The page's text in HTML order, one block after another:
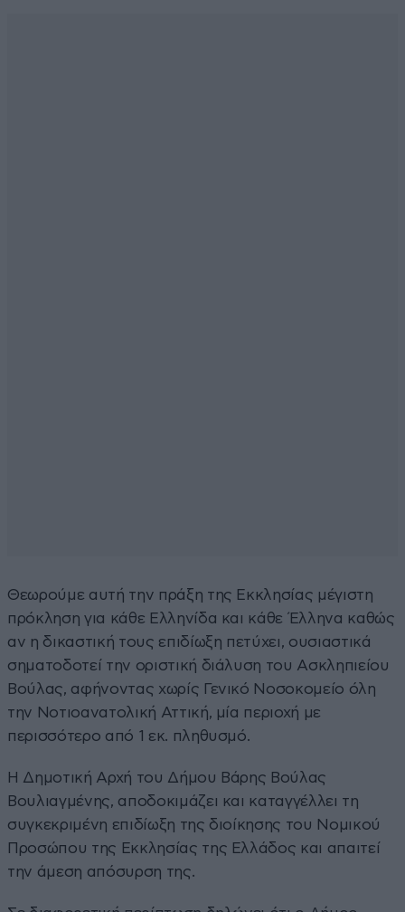
Θεωρούμε αυτή την πράξη της Εκκλησίας μέγιστη
πρόκληση για κάθε Ελληνίδα και κάθε Έλληνα καθώς
αν η δικαστική τους επιδίωξη πετύχει, ουσιαστικά
σηματοδοτεί την οριστική διάλυση του Ασκληπιείου
Βούλας, αφήνοντας χωρίς Γενικό Νοσοκομείο όλη
την Νοτιοανατολική Αττική, μία περιοχή με
περισσότερο από 1 εκ. πληθυσμό.
Η Δημοτική Αρχή του Δήμου Βάρης Βούλας
Βουλιαγμένης, αποδοκιμάζει και καταγγέλλει τη
συγκεκριμένη επιδίωξη της διοίκησης του Νομικού
Προσώπου της Εκκλησίας της Ελλάδος και απαιτεί
την άμεση απόσυρση της.